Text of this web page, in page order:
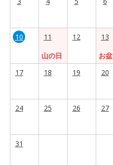
10
11
山の日
12
13
お盆
17
18 19 20
24 25 26 27
31